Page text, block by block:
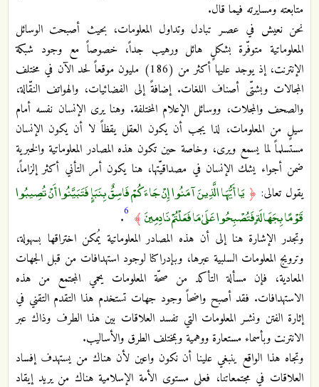
متابعته ومسايرته فيما قال.
نحن نعيش في عصـر تبادل وتداول المعلومات، بحيث أصبحت الوسائل
المعلوماتية متوفّرة بشكلٍ هائل ورهيب جداً، خصوصاً مع وجود شبكة
الإنترنت، إذ يوجد عليها أكثر من (186) مليون موقعاً لحد الآن في مختلف
المجالات وبشتّى أصناف اللغات. إضافةً إلى الفضائيات، والهواتف النقّالة،
والصحف والمجلات، ووسائل الإعلام المختلفة. وهنا يرى الإنسان نفسه أمام
سيلٍ من المعلومات، لذا يجب أن يكون العقل يقظاً لا أن يكون الإنسان
مستسلماً لما يسمع ويرى، وخاصة حين تكون هذه المصادر المعلوماتية والخبرية
ضمن أجواء يشك الإنسان في مصداقيّتها، هنا يكون أمر التأني أكثر إلزاماً،
يقول تعالى: ﴿ يَا أَيُّهَا الَّذِينَ آمَنُوا إِنْ جَاءَكُمْ فَاسِقٌ بِنَبَإٍ فَتَبَيَّنُوا أَنْ تُصِيبُوا
قَوْمًا بِجَهَالَةٍ فَتُصْبِحُوا عَلَىٰ مَا فَعَلْتُمْ نَادِمِينَ ﴾ 6
.
وتجدر الإشارة هنا إلى أن هذه المصادر المعلوماتية يُمكن اختراقها بسهولة،
وترويج المعلومات السلبية عبرها، وبإدراكنا لوجود استهدافات من قبل الجهات
المعادية، فإن مسألة التأكد من صحّة المعلومات يحمي المجتمع من هذه
الاستهدافات. فقد أصبح واضحاً وجود جهات تستخدم هذا التقدم التقني في
إثارة الفتن ونشـر المعلومات التي تفسد العلاقات بين هذا الطرف وذاك عبر
الانترنت وبأسماء مستعارة ووهمية وبمختلف الطرق والأساليب.
وتجاه هذا الواقع ينبغي علينا أن نكون واعين لأن هناك من يستهدف إفساد
العلاقات في مجتمعاتنا، فعلى مستوى الأمة الإسلامية هناك من يريد إيقاد